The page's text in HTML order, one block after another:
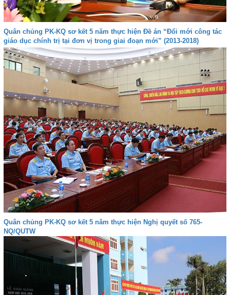
Quân chủng PK-KQ sơ kết 5 năm thực hiện Đề án “Đổi mới công tác
giáo dục chính trị tại đơn vị trong giai đoạn mới” (2013-2018)
Quân chủng PK-KQ sơ kết 5 năm thực hiện Nghị quyết số 765-
NQ/QUTW